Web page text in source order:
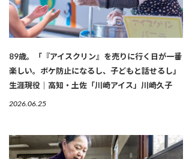
89歳。「『アイスクリン』を売りに行く日が一番
楽しい。ボケ防止になるし、子どもと話せるし」
生涯現役｜高知・土佐「川崎アイス」川崎久子
2026.06.25